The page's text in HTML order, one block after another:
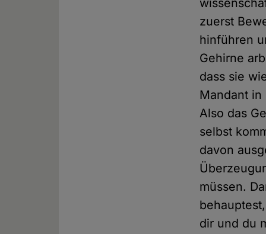
zuerst
hinführen
Gehirne
dass sie
Mandant
Also das
selbst
davon
müssen.
dir und du